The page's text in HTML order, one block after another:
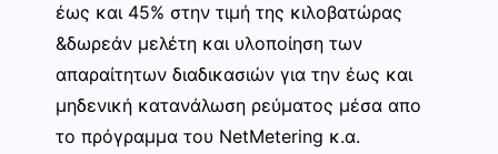
έως και 45% στην τιμή της κιλοβατώρας
&δωρεάν μελέτη και υλοποίηση των
απαραίτητων διαδικασιών για την έως και
μηδενική κατανάλωση ρεύματος μέσα απο
το πρόγραμμα του NetMetering κ.α.